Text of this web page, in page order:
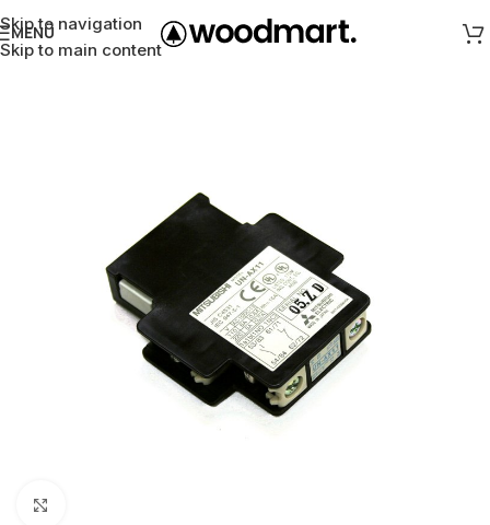
Skip to navigation
Skip to main content
MENÜ